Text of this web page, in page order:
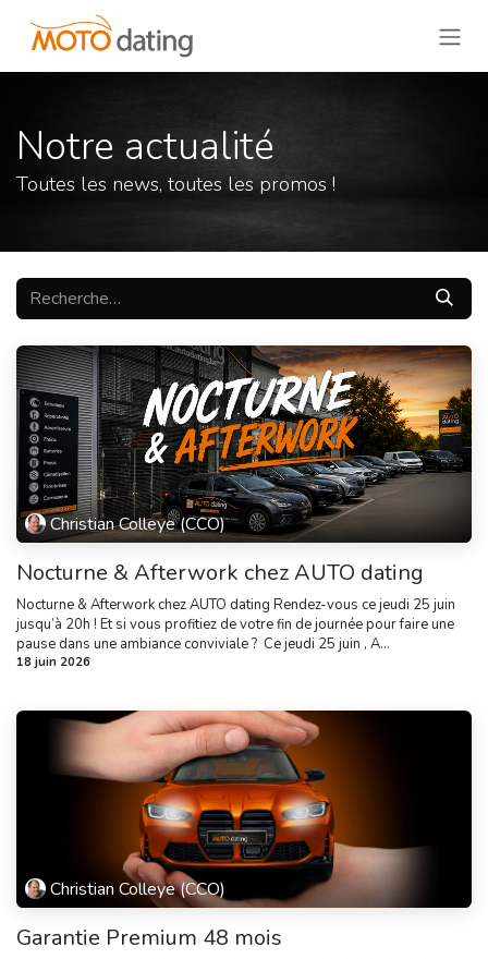
Se rendre au contenu
Notre actualité
Toutes les news, toutes les promos !
Christian Colleye (CCO)
Nocturne & Afterwork chez AUTO dating
Nocturne & Afterwork chez AUTO dating Rendez-vous ce jeudi 25 juin
jusqu’à 20h ! Et si vous profitiez de votre fin de journée pour faire une
pause dans une ambiance conviviale ? ​ Ce jeudi 25 juin , A...
18 juin 2026
Christian Colleye (CCO)
Garantie Premium 48 mois